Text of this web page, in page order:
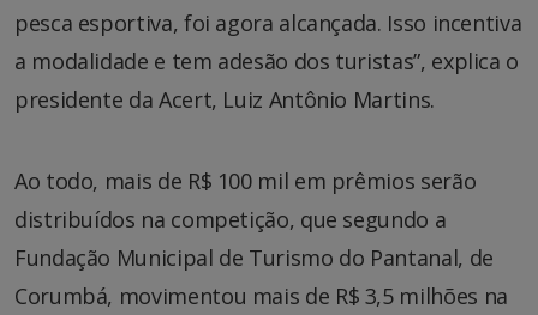
pesca esportiva, foi agora alcançada. Isso incentiva
a modalidade e tem adesão dos turistas”, explica o
presidente da Acert, Luiz Antônio Martins.
Ao todo, mais de R$ 100 mil em prêmios serão
distribuídos na competição, que segundo a
Fundação Municipal de Turismo do Pantanal, de
Corumbá, movimentou mais de R$ 3,5 milhões na